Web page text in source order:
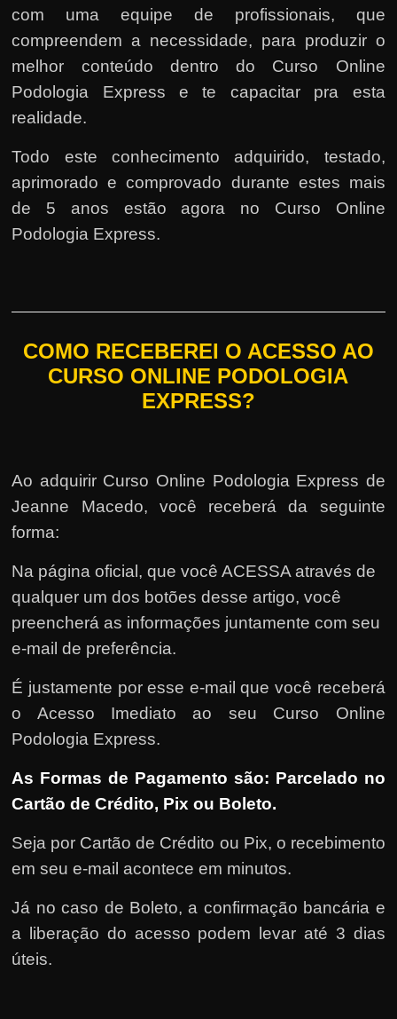
com uma equipe de profissionais, que
compreendem a necessidade, para produzir o
melhor conteúdo dentro do Curso Online
Podologia Express e te capacitar pra esta
realidade.
Todo este conhecimento adquirido, testado,
aprimorado e comprovado durante estes mais
de 5 anos estão agora no Curso Online
Podologia Express.
COMO RECEBEREI O ACESSO AO
CURSO ONLINE PODOLOGIA
EXPRESS?
Ao adquirir Curso Online Podologia Express de
Jeanne Macedo, você receberá da seguinte
forma:
Na página oficial, que você ACESSA através de
qualquer um dos botões desse artigo, você
preencherá as informações juntamente com seu
e-mail de preferência.
É justamente por esse e-mail que você receberá
o Acesso Imediato ao seu Curso Online
Podologia Express.
As Formas de Pagamento são: Parcelado no
Cartão de Crédito, Pix ou Boleto.
Seja por Cartão de Crédito ou Pix, o recebimento
em seu e-mail acontece em minutos.
Já no caso de Boleto, a confirmação bancária e
a liberação do acesso podem levar até 3 dias
úteis.